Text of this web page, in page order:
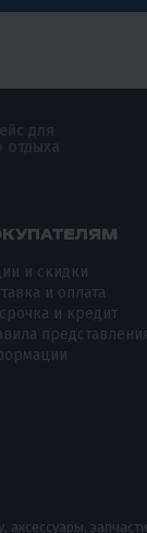
и скидки
и оплата
и кредит
аксессуары,